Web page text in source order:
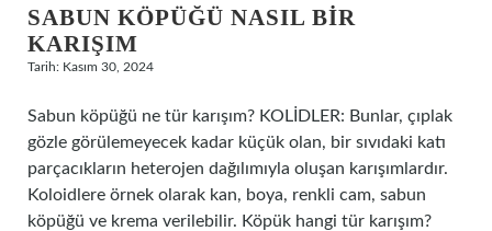
SABUN KÖPÜĞÜ NASIL BIR
KARIŞIM
Tarih: Kasım 30, 2024
Sabun köpüğü ne tür karışım? KOLİDLER: Bunlar, çıplak
gözle görülemeyecek kadar küçük olan, bir sıvıdaki katı
parçacıkların heterojen dağılımıyla oluşan karışımlardır.
Koloidlere örnek olarak kan, boya, renkli cam, sabun
köpüğü ve krema verilebilir. Köpük hangi tür karışım?